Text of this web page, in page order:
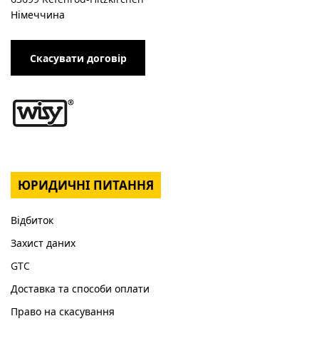
Німеччина
Скасувати договір
ЮРИДИЧНІ ПИТАННЯ
Відбиток
Захист даних
GTC
Доставка та способи оплати
Право на скасування